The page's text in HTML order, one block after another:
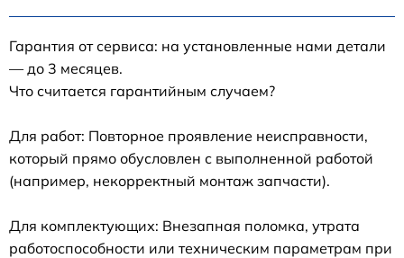
Гарантия от сервиса: на установленные нами детали
— до 3 месяцев.
Что считается гарантийным случаем?
Для работ: Повторное проявление неисправности,
который прямо обусловлен с выполненной работой
(например, некорректный монтаж запчасти).
Для комплектующих: Внезапная поломка, утрата
работоспособности или техническим параметрам при